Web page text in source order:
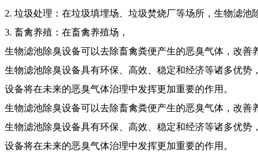
2. 垃圾处理：在垃圾填埋场、垃圾焚烧厂等场所，生物滤池
3. 畜禽养殖：在畜禽养殖场，
生物滤池除臭设备可以去除畜禽粪便产生的恶臭气体，改善
生物滤池除臭设备具有环保、高效、稳定和经济等诸多优
设备将在未来的恶臭气体治理中发挥更加重要的作用。
生物滤池除臭设备可以去除畜禽粪便产生的恶臭气体，改善
生物滤池除臭设备具有环保、高效、稳定和经济等诸多优
设备将在未来的恶臭气体治理中发挥更加重要的作用。